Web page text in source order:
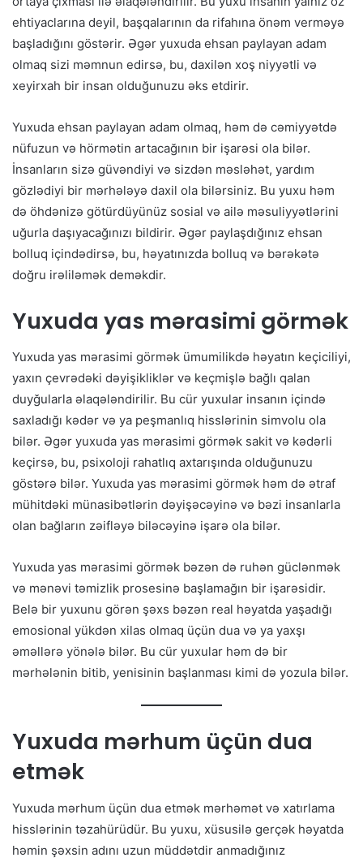
ehtiyaclarına deyil, başqalarının da rifahına önəm verməyə
başladığını göstərir. Əgər yuxuda ehsan paylayan adam
olmaq sizi məmnun edirsə, bu, daxilən xoş niyyətli və
xeyirxah bir insan olduğunuzu əks etdirir.
Yuxuda ehsan paylayan adam olmaq, həm də cəmiyyətdə
nüfuzun və hörmətin artacağının bir işarəsi ola bilər.
İnsanların sizə güvəndiyi və sizdən məsləhət, yardım
gözlədiyi bir mərhələyə daxil ola bilərsiniz. Bu yuxu həm
də öhdənizə götürdüyünüz sosial və ailə məsuliyyətlərini
uğurla daşıyacağınızı bildirir. Əgər paylaşdığınız ehsan
bolluq içindədirsə, bu, həyatınızda bolluq və bərəkətə
doğru irəliləmək deməkdir.
Yuxuda yas mərasimi görmək
Yuxuda yas mərasimi görmək ümumilikdə həyatın keçiciliyi,
yaxın çevrədəki dəyişikliklər və keçmişlə bağlı qalan
duyğularla əlaqələndirilir. Bu cür yuxular insanın içində
saxladığı kədər və ya peşmanlıq hisslərinin simvolu ola
bilər. Əgər yuxuda yas mərasimi görmək sakit və kədərli
keçirsə, bu, psixoloji rahatlıq axtarışında olduğunuzu
göstərə bilər. Yuxuda yas mərasimi görmək həm də ətraf
mühitdəki münasibətlərin dəyişəcəyinə və bəzi insanlarla
olan bağların zəifləyə biləcəyinə işarə ola bilər.
Yuxuda yas mərasimi görmək bəzən də ruhən güclənmək
və mənəvi təmizlik prosesinə başlamağın bir işarəsidir.
Belə bir yuxunu görən şəxs bəzən real həyatda yaşadığı
emosional yükdən xilas olmaq üçün dua və ya yaxşı
əməllərə yönələ bilər. Bu cür yuxular həm də bir
mərhələnin bitib, yenisinin başlanması kimi də yozula bilər.
Yuxuda mərhum üçün dua
etmək
Yuxuda mərhum üçün dua etmək mərhəmət və xatırlama
hisslərinin təzahürüdür. Bu yuxu, xüsusilə gerçək həyatda
həmin şəxsin adını uzun müddətdir anmadığınız